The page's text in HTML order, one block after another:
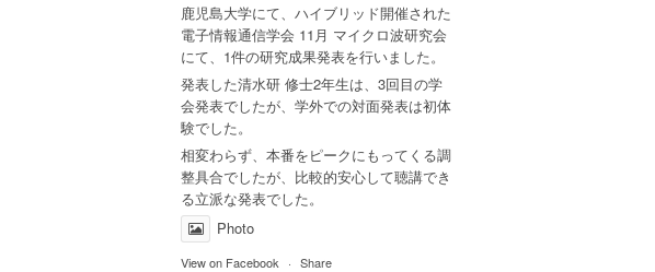
鹿児島大学にて、ハイブリッド開催された
電子情報通信学会 11月 マイクロ波研究会
にて、1件の研究成果発表を行いました。
発表した清水研 修士2年生は、3回目の学
会発表でしたが、学外での対面発表は初体
験でした。
相変わらず、本番をピークにもってくる調
整具合でしたが、比較的安心して聴講でき
る立派な発表でした。
Photo
View on Facebook · Share